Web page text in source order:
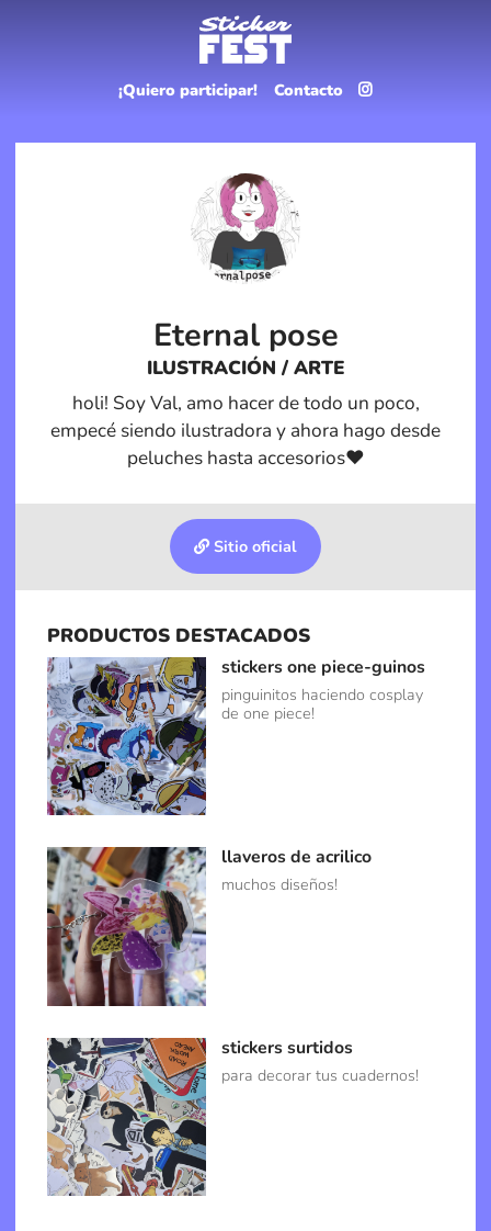
¡Quiero participar! Contacto
Eternal pose
ILUSTRACIÓN / ARTE
holi! Soy Val, amo hacer de todo un poco,
empecé siendo ilustradora y ahora hago desde
peluches hasta accesorios♥
Sitio oficial
PRODUCTOS DESTACADOS
stickers one piece-guinos
pinguinitos haciendo cosplay
de one piece!
llaveros de acrilico
muchos diseños!
stickers surtidos
para decorar tus cuadernos!